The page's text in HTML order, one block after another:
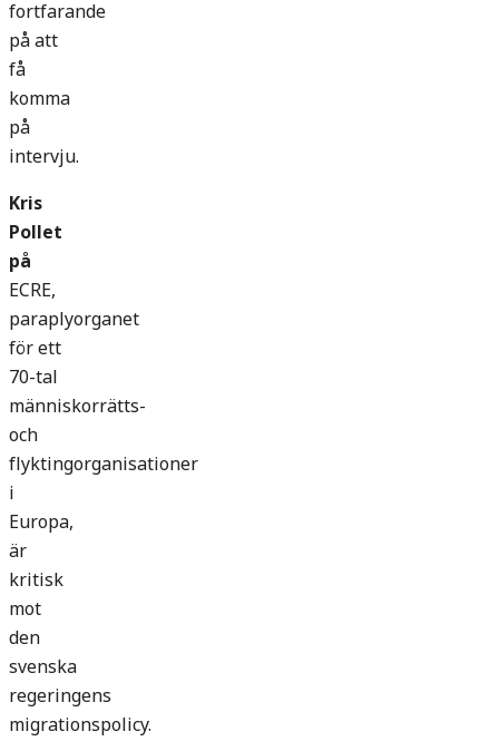
fortfarande
på att
få
komma
på
intervju.
Kris
Pollet
på
ECRE,
paraplyorganet
för ett
70-tal
människorrätts-
och
flyktingorganisationer
i
Europa,
är
kritisk
mot
den
svenska
regeringens
migrationspolicy.